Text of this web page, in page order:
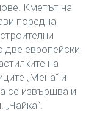
Кметът на
поредна
две европейски
на
„Мена“ и
се извършва и